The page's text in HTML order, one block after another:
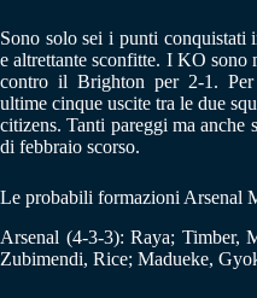
Sono solo sei i punti conquistati
e altrettante sconfitte. I KO sono
contro il Brighton per 2-1.
ultime cinque uscite tra le due
citizens. Tanti pareggi ma anche
di febbraio scorso.
Le probabili formazioni Arsenal
Arsenal (4-3-3): Raya; Timber,
Zubimendi, Rice; Madueke,